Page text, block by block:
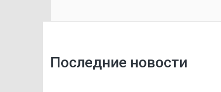
Последние новости